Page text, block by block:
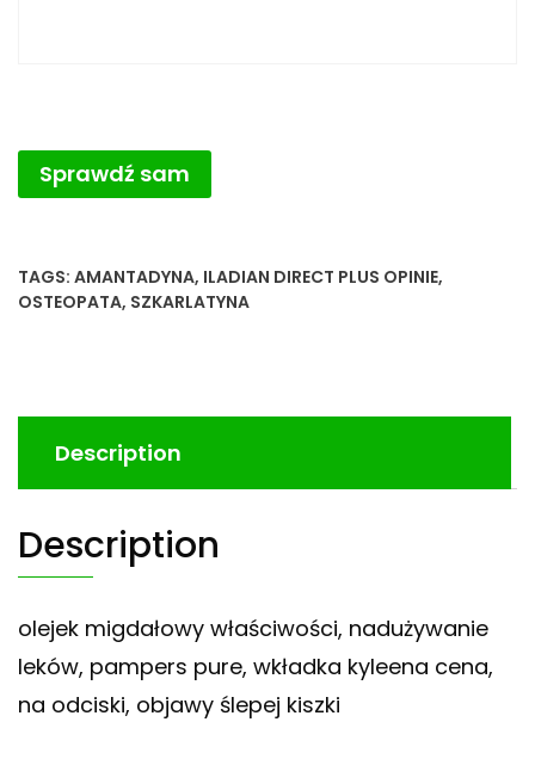
Sprawdź sam
TAGS: AMANTADYNA, ILADIAN DIRECT PLUS OPINIE,
OSTEOPATA, SZKARLATYNA
Description
Description
olejek migdałowy właściwości, nadużywanie
leków, pampers pure, wkładka kyleena cena,
na odciski, objawy ślepej kiszki